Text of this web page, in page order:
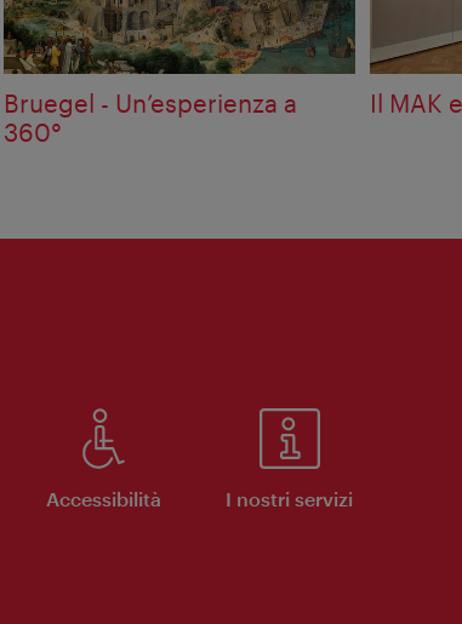
Bruegel - Un’esperienza a
360°
Il MAK
Accessibilità I nostri servizi